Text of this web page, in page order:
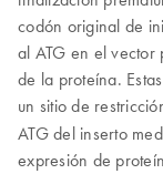
codón original de
al ATG en el
de la proteína.
un sitio de
ATG del inserto
expresión de